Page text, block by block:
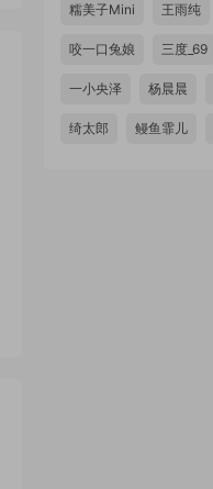
糯美子Mini 王雨纯
咬一口兔娘 三度_69
一小央泽 杨晨晨
绮太郎 鳗鱼霏儿